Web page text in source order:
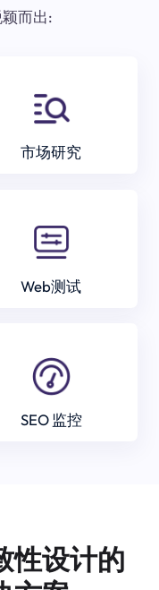
而出:
市场研究
Web测试
SEO 监控
性设计的